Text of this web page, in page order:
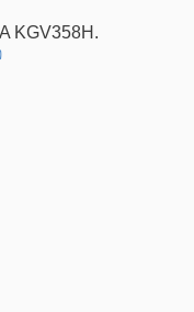
KGV358H.